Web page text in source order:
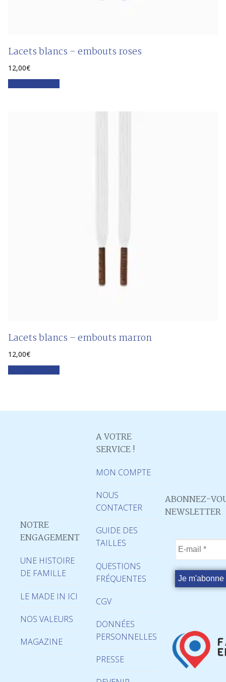
Lacets blancs – embouts roses
12,00€
Lacets blancs – embouts marron
12,00€
NOTRE
ENGAGEMENT
UNE HISTOIRE
DE FAMILLE
LE MADE IN ICI
NOS VALEURS
MAGAZINE
A VOTRE
SERVICE !
MON COMPTE
NOUS
CONTACTER
GUIDE DES
TAILLES
QUESTIONS
FRÉQUENTES
CGV
DONNÉES
PERSONNELLES
PRESSE
ABONNEZ-
NEWSLETTER